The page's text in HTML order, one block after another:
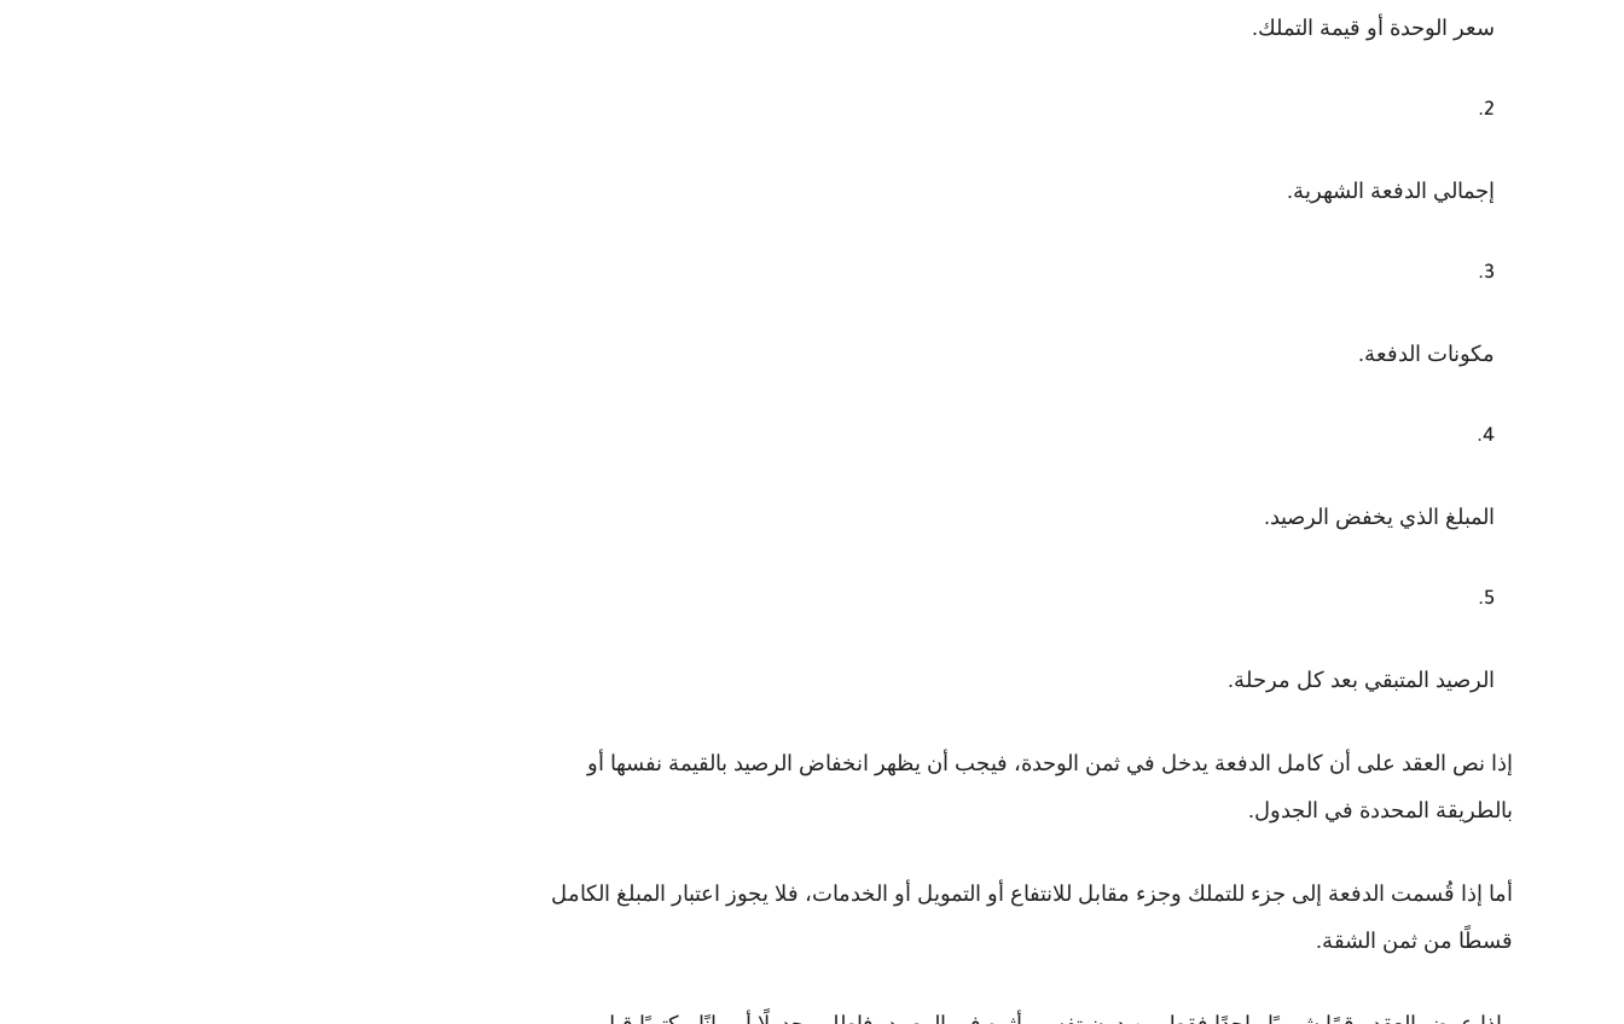
سعر الوحدة أو قيمة التملك.
إجمالي الدفعة الشهرية.
مكونات الدفعة.
المبلغ الذي يخفض الرصيد.
الرصيد المتبقي بعد كل مرحلة.
إذا نص العقد على أن كامل الدفعة يدخل في ثمن الوحدة، فيجب أن يظهر انخفاض الرصيد بالقيمة نفسها أو
بالطريقة المحددة في الجدول.
أما إذا قُسمت الدفعة إلى جزء للتملك وجزء مقابل للانتفاع أو التمويل أو الخدمات، فلا يجوز اعتبار المبلغ الكامل
قسطًا من ثمن الشقة.